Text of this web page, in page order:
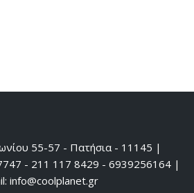
55-57 - Πατήσια - 11145 |
- 211 117 8429 - 6939256164 |
info@coolplanet.gr